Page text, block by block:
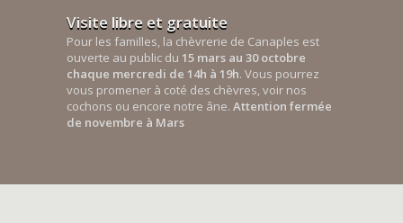
Visite libre et gratuite
Pour les familles, la chèvrerie de Canaples est
ouverte au public du 15 mars au 30 octobre
chaque mercredi de 14h à 19h. Vous pourrez
vous promener à coté des chèvres, voir nos
cochons ou encore notre âne. Attention fermée
de novembre à Mars